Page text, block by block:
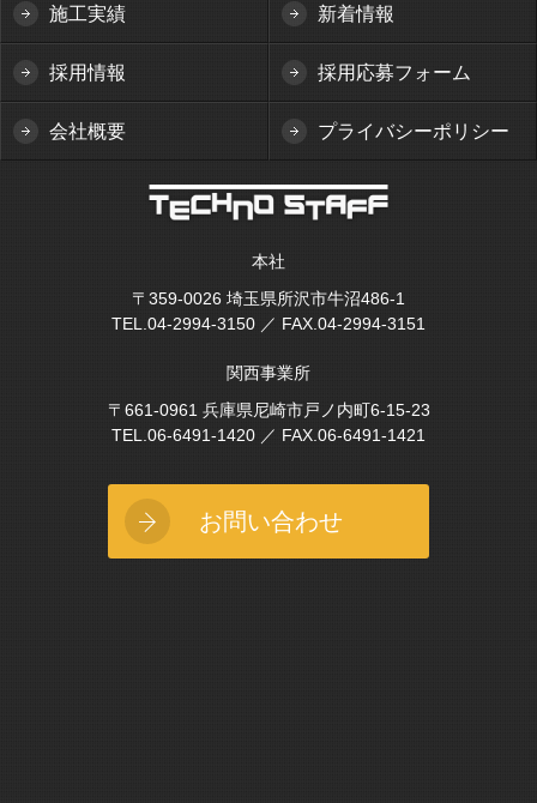
施工実績 新着情報
採用情報 採用応募フォーム
会社概要 プライバシーポリシー
本社
〒359-0026 埼玉県所沢市牛沼486-1
TEL.04-2994-3150 ／ FAX.04-2994-3151
関西事業所
〒661-0961 兵庫県尼崎市戸ノ内町6-15-23
TEL.06-6491-1420 ／ FAX.06-6491-1421
お問い合わせ